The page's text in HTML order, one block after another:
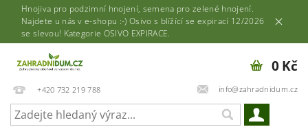
Hnojiva pro podzimní hnojení, semena pro zelené hnojení.
Najdete u nás v e-shopu :-) Osivo s blížící se expirací 12/2026
se slevou! Kategorie OSIVO EXPIRACE.
+420 732 219 788 info@zahradnidum.cz
0 Kč